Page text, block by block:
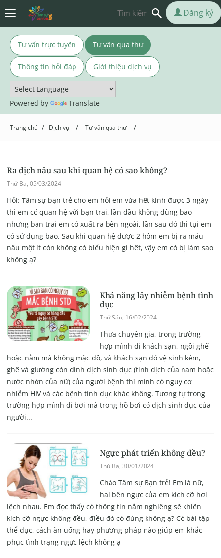
Tư vấn trực tuyến Tư vấn qua thư
Thông tin hỏi đáp Giới thiệu dịch vụ
Powered by Translate
Đăng ký
Trang chủ / Dịch vụ / Tư vấn qua thư /
Ra dịch nâu sau khi quan hệ có sao không?
Thứ Ba, 05/03/2024
Hỏi: Tâm sự bạn trẻ cho em hỏi em vừa hết kinh được 3 ngày
thì em có quan hệ với bạn trai, lần đầu không dùng bao
nhưng bạn trai em có xuất ra bên ngoài, lần sau đó thì tụi em
có sử dụng bao. Sau khi quan hệ được 2 hôm em bị ra máu
nâu một ít còn không có biểu hiện gì hết, vậy em có bị làm sao
không ạ?
Khả năng lây nhiễm bệnh tình
dục
Thứ Sáu, 16/02/2024
Thưa chuyên gia, trong trường
hợp mình đi khách sạn, ngồi ghế
hoặc nằm mà không mặc đồ, và khách sạn đó vệ sinh kém,
ghế và giường còn dính dịch sinh dục (tinh dịch của nam hoặc
nước nhờn của nữ) của người bệnh thì mình có nguy cơ
nhiễm HIV và các bệnh tình dục khác không. Tương tự trong
trường hợp mình đi bơi mà trong hồ bơi có dịch sinh dục của
người...
Ngực phát triển không đều?
Thứ Ba, 30/01/2024
Chào Tâm sự Bạn trẻ! Em là nữ,
hai bên ngực của em kích cỡ hơi
lệch nhau. Em đọc thấy có thông tin nằm nghiêng sẽ khiến
kích cỡ ngực không đều, điều đó có đúng không ạ? Có bài tập
thể dục, cách ăn uống hay phương pháp nào giúp em khắc
phục tình trạng ngực lệch không ạ